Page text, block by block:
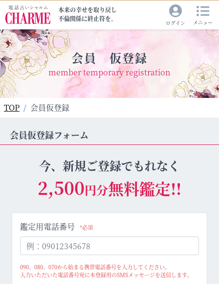
メニュー
本来の幸せを取り戻し
不倫関係に終止符を。
ログイン
会員 仮登録
member temporary registration
TOP 会員仮登録
会員仮登録フォーム
今、新規ご登録でもれなく
2,500円分無料鑑定!!
鑑定用電話番号 *必須
090、080、070から始まる携帯電話番号を入力してください。
入力いただいた電話番号宛に本登録用のSMSメッセージを送信します。